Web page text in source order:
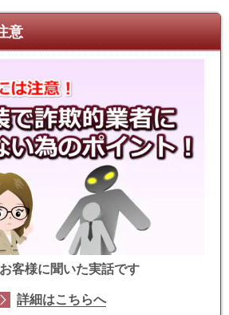
意
客様に聞いた実話です
詳細はこちらへ